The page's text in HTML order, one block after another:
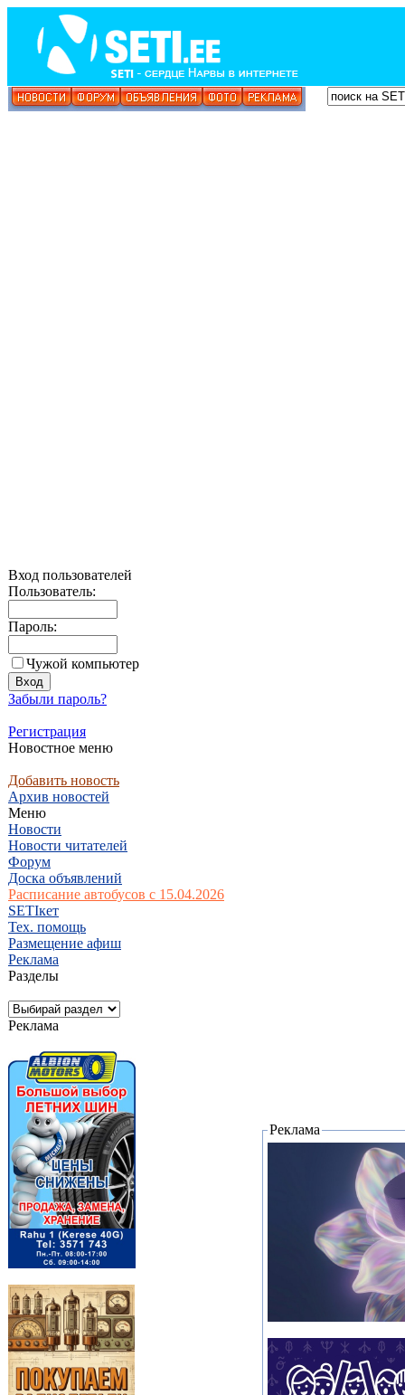
Вход пользователей
Пользователь:
Пароль:
Чужой компьютер
Забыли пароль?
Регистрация
Новостное меню
Добавить новость
Архив новостей
Меню
Новости
Новости читателей
Форум
Доска объявлений
Расписание автобусов с 15.04.2026
SETIкет
Тех. помощь
Размещение афиш
Реклама
Разделы
Реклама
Реклама